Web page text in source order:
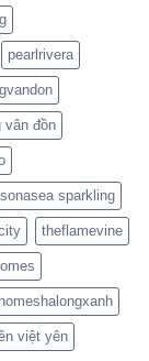
pearlrivera
vân đồn
sonasea sparkling
theflamevine
việt yên